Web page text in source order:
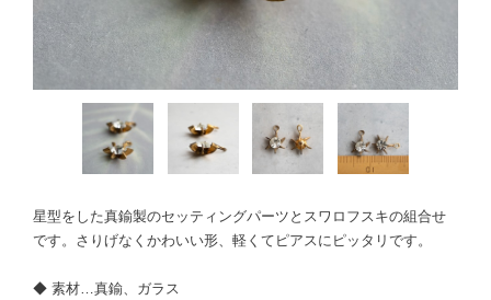
星型をした真鍮製のセッティングパーツとスワロフスキの組合せ
です。さりげなくかわいい形、軽くてピアスにピッタリです。
◆ 素材…真鍮、ガラス